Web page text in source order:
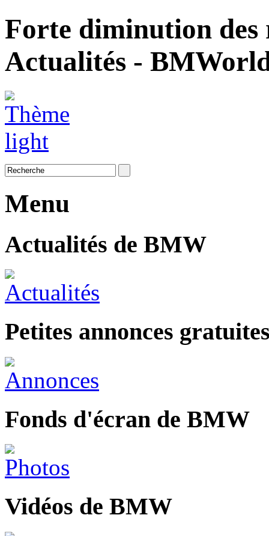
Forte diminution des
Actualités -
Menu
Actualités de BMW
Petites annonces
Fonds d'écran de BMW
Vidéos de BMW